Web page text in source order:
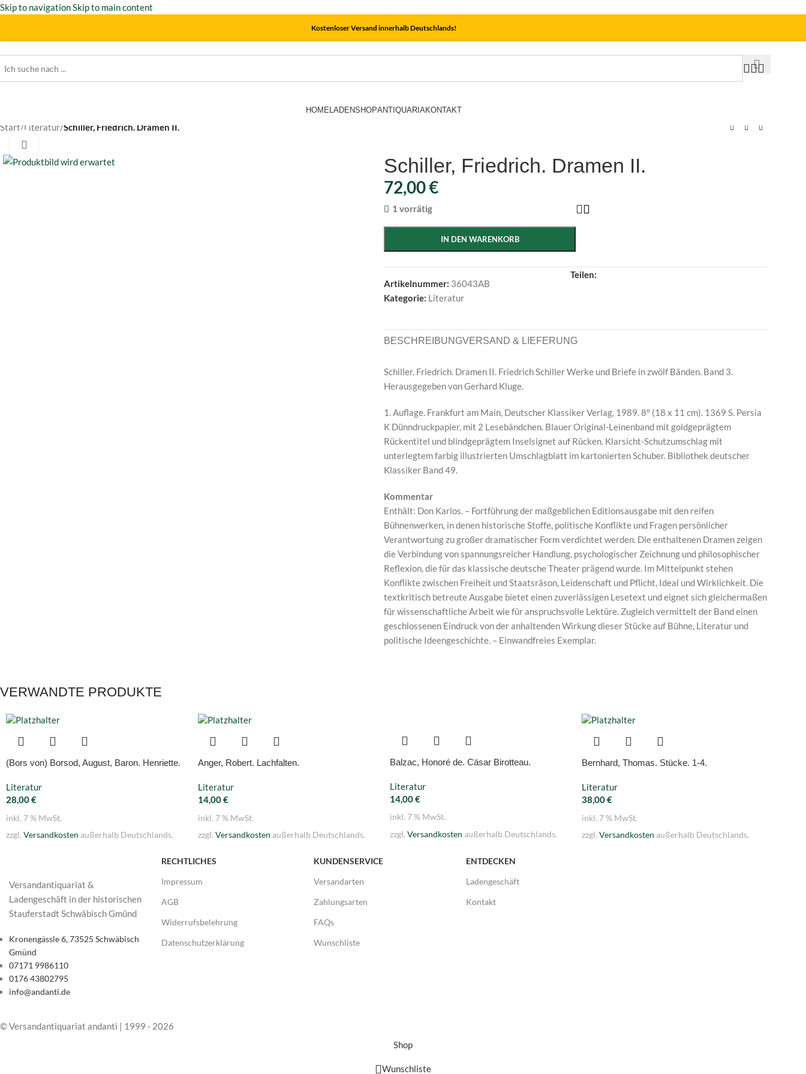
Skip to navigationSkip to main content
Kostenloser Versand innerhalb Deutschlands!
HOME LADENSHOPANTIQUARIAKONTAKT
Start/Literatur/Schiller, Friedrich. Dramen II.
Schiller, Friedrich. Dramen II.
72,00€
1 vorrätig
IN DEN WARENKORB
Artikelnummer: 36043AB
Kategorie: Literatur
Teilen:
BESCHREIBUNGVERSAND & LIEFERUNG
Schiller, Friedrich. Dramen II. Friedrich Schiller Werke und Briefe in zwölf Bänden. Band 3.
Herausgegeben von Gerhard Kluge.
1. Auflage. Frankfurt am Main, Deutscher Klassiker Verlag, 1989. 8° (18 x 11 cm). 1369 S. Persia
K Dünndruckpapier, mit 2 Lesebändchen. Blauer Original-Leinenband mit goldgeprägtem
Rückentitel und blindgeprägtem Inselsignet auf Rücken. Klarsicht-Schutzumschlag mit
unterlegtem farbig illustrierten Umschlagblatt im kartonierten Schuber. Bibliothek deutscher
Klassiker Band 49.
Kommentar
Enthält: Don Karlos. – Fortführung der maßgeblichen Editionsausgabe mit den reifen
Bühnenwerken, in denen historische Stoffe, politische Konflikte und Fragen persönlicher
Verantwortung zu großer dramatischer Form verdichtet werden. Die enthaltenen Dramen zeigen
die Verbindung von spannungsreicher Handlung, psychologischer Zeichnung und philosophischer
Reflexion, die für das klassische deutsche Theater prägend wurde. Im Mittelpunkt stehen
Konflikte zwischen Freiheit und Staatsräson, Leidenschaft und Pflicht, Ideal und Wirklichkeit. Die
textkritisch betreute Ausgabe bietet einen zuverlässigen Lesetext und eignet sich gleichermaßen
für wissenschaftliche Arbeit wie für anspruchsvolle Lektüre. Zugleich vermittelt der Band einen
geschlossenen Eindruck von der anhaltenden Wirkung dieser Stücke auf Bühne, Literatur und
politische Ideengeschichte. – Einwandfreies Exemplar.
VERWANDTE PRODUKTE
(Bors von) Borsod, August, Baron. Henriette.
Literatur
28,00€
inkl. 7 % MwSt.
zzgl. Versandkosten außerhalb Deutschlands.
Anger, Robert. Lachfalten.
Literatur
14,00€
inkl. 7 % MwSt.
zzgl. Versandkosten außerhalb Deutschlands.
Balzac, Honoré de. Cäsar Birotteau.
Literatur
14,00€
inkl. 7 % MwSt.
zzgl. Versandkosten außerhalb Deutschlands.
Bernhard, Thomas. Stücke. 1-4.
Literatur
38,00€
inkl. 7 % MwSt.
zzgl. Versandkosten außerhalb Deutschlands.
Versandantiquariat &
Ladengeschäft in der historischen
Stauferstadt Schwäbisch Gmünd
Kronengässle 6, 73525 Schwäbisch
Gmünd
07171 9986110
0176 43802795
info@andanti.de
RECHTLICHES
Impressum
AGB
Widerrufsbelehrung
Datenschutzerklärung
KUNDENSERVICE
Versandarten
Zahlungsarten
FAQs
Wunschliste
ENTDECKEN
Ladengeschäft
Kontakt
© Versandantiquariat andanti | 1999 - 2026
Shop
Wunschliste